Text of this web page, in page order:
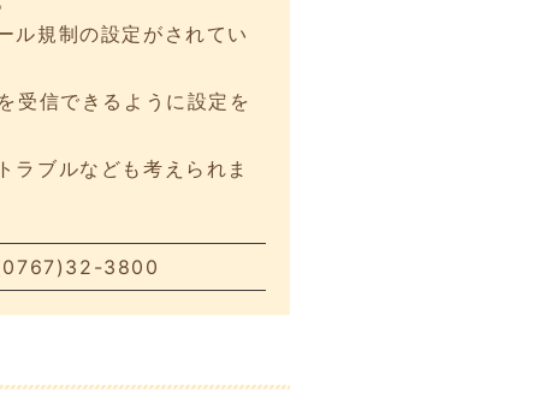
ル規制の設定がされてい
受信できるように設定を
ラブルなども考えられま
3800